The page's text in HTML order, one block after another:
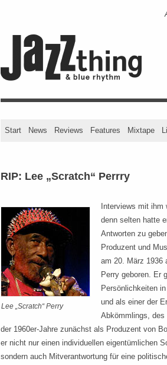
Start News Reviews Features Mixtape
RIP: Lee „Scratch“ Perrry
Lee „Scratch“ Perry
Interviews mit ihm
denn selten hatte
Antworten zu
Produzent und
am 20. März 1936
Perry geboren. Er
Persönlichkeiten
und als einer der
Abkömmlings, des
der 1960er-Jahre zunächst als Produzent von
er nicht nur einen individuellen eigentümlichen
sondern auch Mitverantwortung für eine